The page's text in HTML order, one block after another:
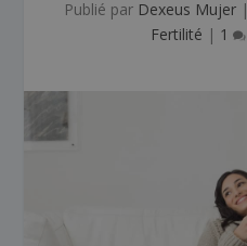
Publié par Dexeus Mujer|
Fertilité | 1